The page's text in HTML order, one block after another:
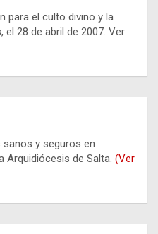
para el culto divino y la
28 de abril de 2007. Ver
y seguros en
Arquidiócesis de Salta. (Ver